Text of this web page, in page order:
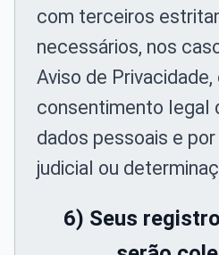
com terceiros
necessários, nos
Aviso de
consentimento legal
dados pessoais e
judicial ou
6) Seus